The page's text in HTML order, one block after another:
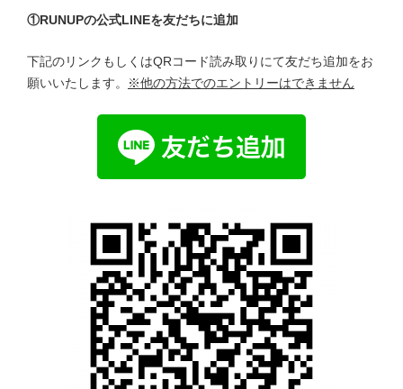
①RUNUPの公式LINEを友だちに追加
下記のリンクもしくはQRコード読み取りにて友だち追加をお
願いいたします。
※他の方法でのエントリーはできません